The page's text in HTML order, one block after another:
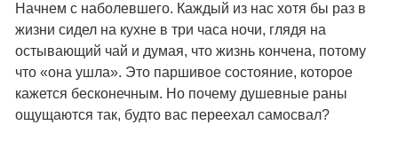
Начнем с наболевшего. Каждый из нас хотя бы раз в
жизни сидел на кухне в три часа ночи, глядя на
остывающий чай и думая, что жизнь кончена, потому
что «она ушла». Это паршивое состояние, которое
кажется бесконечным. Но почему душевные раны
ощущаются так, будто вас переехал самосвал?